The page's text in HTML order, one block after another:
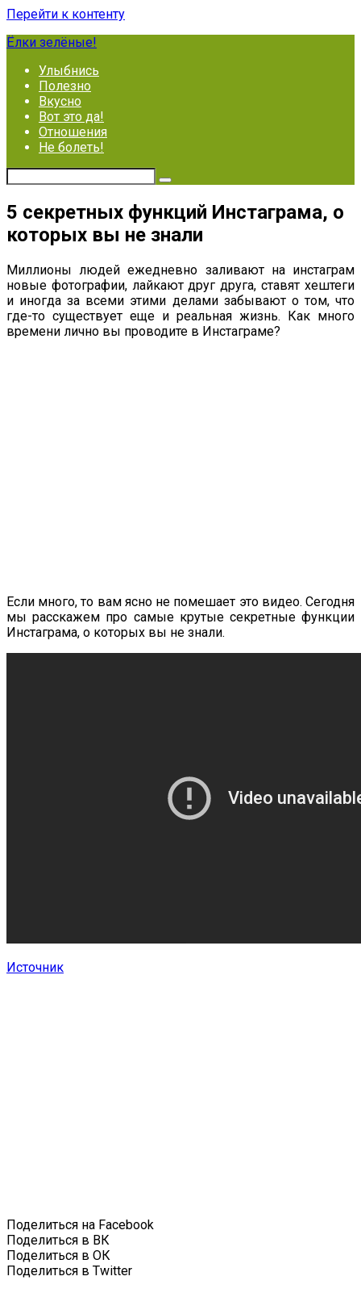
Перейти к контенту
Ёлки зелёные!
Улыбнись
Полезно
Вкусно
Вот это да!
Отношения
Не болеть!
5 секретных функций Инстаграма, о
которых вы не знали
Миллионы людей ежедневно заливают на инстаграм
новые фотографии, лайкают друг друга, ставят хештеги
и иногда за всеми этими делами забывают о том, что
где-то существует еще и реальная жизнь. Как много
времени лично вы проводите в Инстаграме?
Если много, то вам ясно не помешает это видео. Сегодня
мы расскажем про самые крутые секретные функции
Инстаграма, о которых вы не знали.
Источник
Поделиться на Facebook
Поделиться в ВК
Поделиться в ОК
Поделиться в Twitter